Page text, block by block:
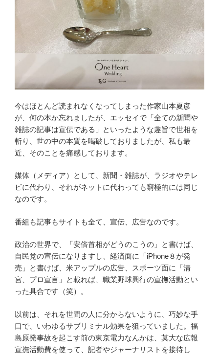
今はほとんど読まれなくなってしまった作家山本夏彦
が、何の本か忘れましたが、エッセイで「全ての新聞や
雑誌の記事は宣伝である」といったような趣旨で世相を
斬り、世の中の本質を喝破しておりましたが、私も最
近、そのことを痛感しております。
媒体（メディア）として、新聞・雑誌が、ラジオやテレ
ビに代わり、それがネットに代わっても窮極的には同じ
なのです。
番組も記事もサイトも全て、宣伝、広告なのです。
政治の世界で、「安倍首相がどうのこうの」と書けば、
自民党の宣伝になりますし、経済面に「iPhone８が発
売」と書けば、米アップルの広告、スポーツ面に「清
宮、プロ宣言」と載れば、職業野球興行の宣撫活動とい
った具合です（笑）。
以前は、それを世間の人に分からないように、巧妙な手
口で、いわゆるサブリミナル効果を狙っていました。福
島原発事故を起こす前の東京電力なんかは、莫大な広報
宣撫活動費を使って、記者やジャーナリストを接待し